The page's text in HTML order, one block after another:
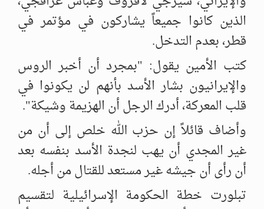
الذين كانوا ‏جميعاً يشاركون في مؤتمر في
قطر، بعدم التدخل. ‏
كتب الأمين يقول: "بمجرد أن أخبر الروس
والإيرانيون بشار الأسد بأنهم لن ‏يكونوا في
قلب المعركة، أدرك الرجل أن الهزيمة وشيكة".
وأضاف قائلاً إن حزب الله خلص إلى أن من
غير المجدي أن يهب لنجدة الأسد ‏بنفسه بعد
أن رأى أن جيشه غير مستعد للقتال من أجله.‏
تبلورت خطة الحكومة الإسرائيلية لتقسيم